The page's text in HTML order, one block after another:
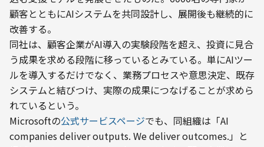
顧客とともにAIシステムを共同設計し、展開後も継続的に
改善する。
同社は、顧客企業がAI導入の実験段階を超え、投資に見合
う成果を求める段階に移っているとみている。単にAIツー
ルを導入するだけでなく、業務プロセスや意思決定、既存
システムと結びつけ、実際の成果につなげることが求めら
れているという。
Microsoftの公式サービスページでも、同組織は「AI
companies deliver outputs. We deliver outcomes.」と